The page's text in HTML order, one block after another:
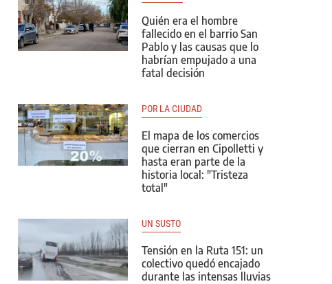
Quién era el hombre
fallecido en el barrio San
Pablo y las causas que lo
habrían empujado a una
fatal decisión
POR LA CIUDAD
El mapa de los comercios
que cierran en Cipolletti y
hasta eran parte de la
historia local: "Tristeza
total"
UN SUSTO
Tensión en la Ruta 151: un
colectivo quedó encajado
durante las intensas lluvias